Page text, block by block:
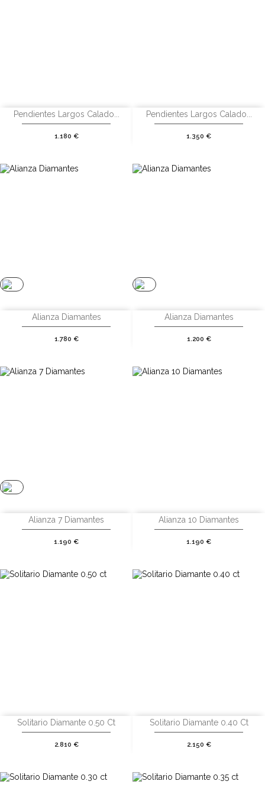
Pendientes Largos Calado...
Precio
1.180 €
Pendientes Largos Calado...
Precio
1.350 €
Alianza Diamantes
Precio
1.780 €
Alianza Diamantes
Precio
1.200 €
Alianza 7 Diamantes
Precio
1.190 €
Alianza 10 Diamantes
Precio
1.190 €
Solitario Diamante 0.50 Ct
Precio
2.810 €
Solitario Diamante 0.40 Ct
Precio
2.150 €